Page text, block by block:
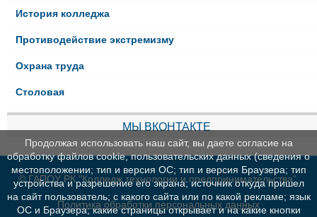
История колледжа
Противодействие экстремизму
Охрана труда
Столовая
МЫ ВКОНТАКТЕ
© ГАПОУ РК "Колледж технологии и предпринимательства"
Политика обработки персональных данных
Продолжая использовать наш сайт, вы даете согласие на
обработку файлов cookie, пользовательских данных (сведения о
местоположении; тип и версия ОС; тип и версия Браузера; тип
устройства и разрешение его экрана; источник откуда пришел
на сайт пользователь; с какого сайта или по какой рекламе; язык
ОС и Браузера; какие страницы открывает и на какие кнопки